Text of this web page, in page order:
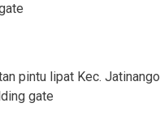
pintu lipat Kec.
gate